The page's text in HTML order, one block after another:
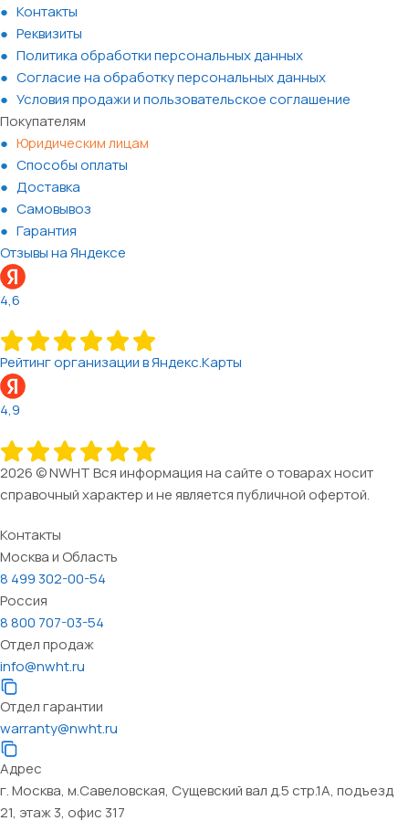
Контакты
Реквизиты
Политика обработки персональных данных
Согласие на обработку персональных данных
Условия продажи и пользовательское соглашение
Покупателям
Юридическим лицам
Способы оплаты
Доставка
Самовывоз
Гарантия
Отзывы на Яндексе
4,6
Рейтинг организации в Яндекс.Карты
4,9
2026 © NWHT Вся информация на сайте о товарах носит
справочный характер и не является публичной офертой.
Контакты
Москва и Область
8 499 302-00-54
Россия
8 800 707-03-54
Отдел продаж
info@nwht.ru
Отдел гарантии
warranty@nwht.ru
Адрес
г. Москва, м.Савеловская, Сущевский вал д.5 стр.1А, подъезд
21, этаж 3, офис 317